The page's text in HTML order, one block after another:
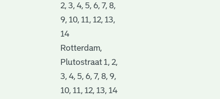
2, 3, 4, 5, 6, 7, 8,
9, 10, 11, 12, 13,
14
Rotterdam,
Plutostraat 1, 2,
3, 4, 5, 6, 7, 8, 9,
10, 11, 12, 13, 14